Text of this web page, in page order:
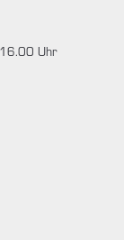
Uhr